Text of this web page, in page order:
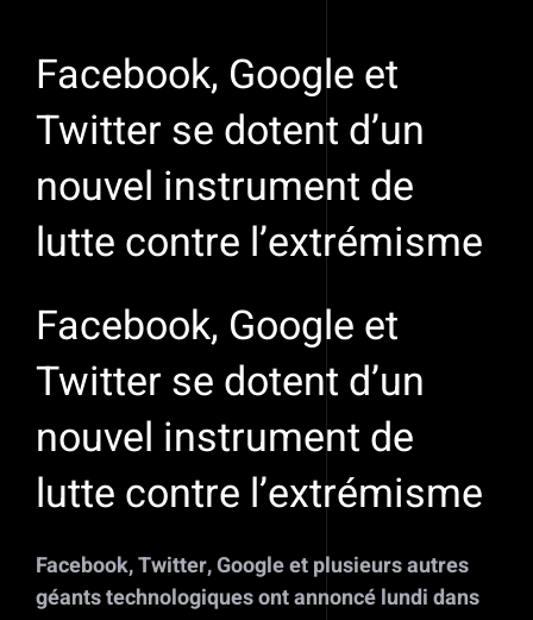
l'image
agrandie
Facebook, Google et
Twitter se dotent d’un
nouvel instrument de
lutte contre l’extrémisme
Facebook, Google et
Twitter se dotent d’un
nouvel instrument de
lutte contre l’extrémisme
Facebook, Twitter, Google et plusieurs autres
géants technologiques ont annoncé lundi dans